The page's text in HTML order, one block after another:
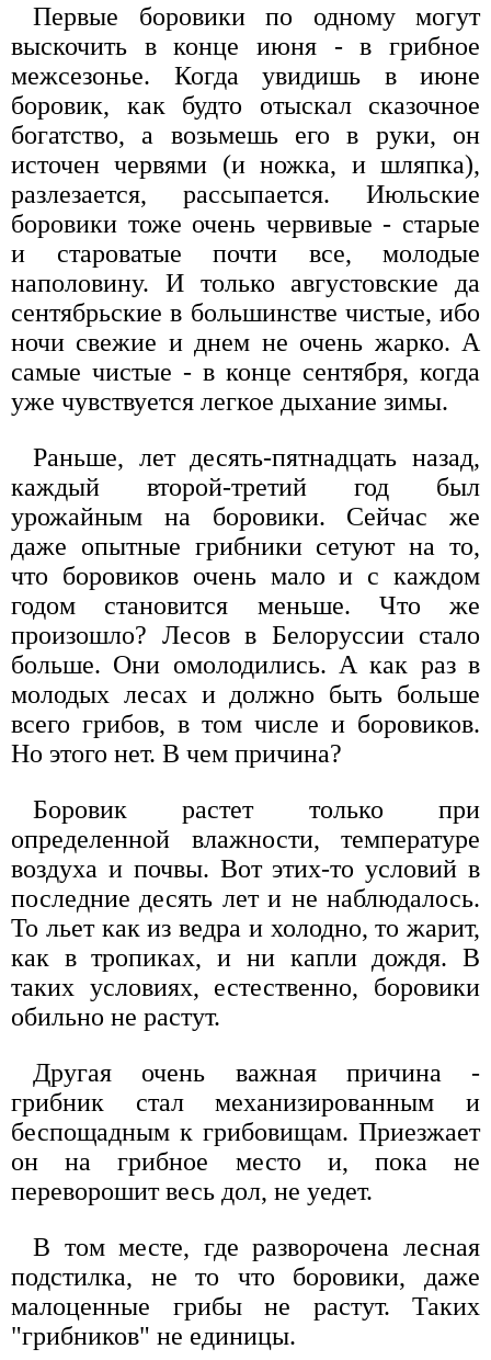
Первые боровики по одному могут
выскочить в конце июня - в грибное
межсезонье. Когда увидишь в июне
боровик, как будто отыскал сказочное
богатство, а возьмешь его в руки, он
источен червями (и ножка, и шляпка),
разлезается, рассыпается. Июльские
боровики тоже очень червивые - старые
и староватые почти все, молодые
наполовину. И только августовские да
сентябрьские в большинстве чистые, ибо
ночи свежие и днем не очень жарко. А
самые чистые - в конце сентября, когда
уже чувствуется легкое дыхание зимы.
Раньше, лет десять-пятнадцать назад,
каждый второй-третий год был
урожайным на боровики. Сейчас же
даже опытные грибники сетуют на то,
что боровиков очень мало и с каждом
годом становится меньше. Что же
произошло? Лесов в Белоруссии стало
больше. Они омолодились. А как раз в
молодых лесах и должно быть больше
всего грибов, в том числе и боровиков.
Но этого нет. В чем причина?
Боровик растет только при
определенной влажности, температуре
воздуха и почвы. Вот этих-то условий в
последние десять лет и не наблюдалось.
То льет как из ведра и холодно, то жарит,
как в тропиках, и ни капли дождя. В
таких условиях, естественно, боровики
обильно не растут.
Другая очень важная причина -
грибник стал механизированным и
беспощадным к грибовищам. Приезжает
он на грибное место и, пока не
переворошит весь дол, не уедет.
В том месте, где разворочена лесная
подстилка, не то что боровики, даже
малоценные грибы не растут. Таких
"грибников" не единицы.